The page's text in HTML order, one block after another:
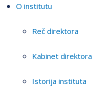
O institutu
Reč direktora
Kabinet direktora
Istorija instituta